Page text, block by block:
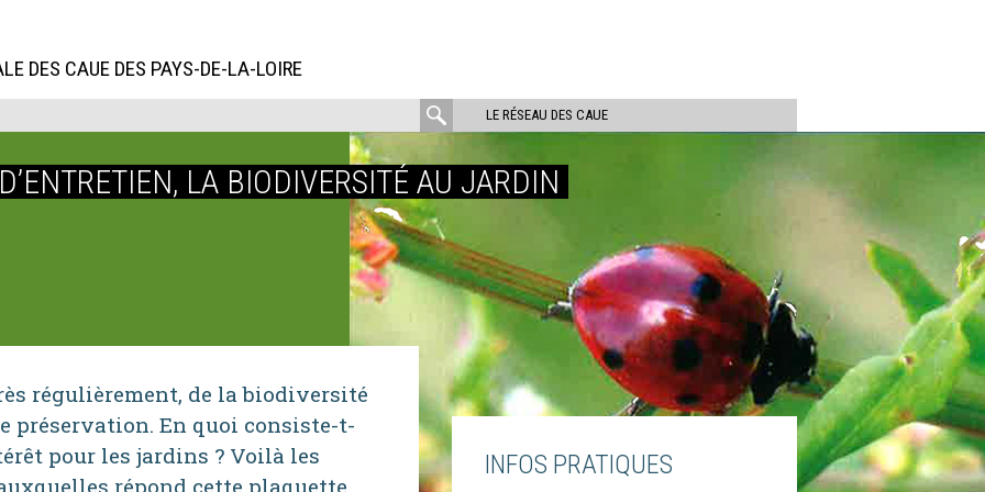
DES CAUE DES PAYS-DE-LA-LOIRE
LE RÉSEAU DES CAUE
rechercher
:
LA BIODIVERSITÉ AU JARDIN
préservation. En quoi consiste-t-
pour les jardins ? Voilà les
répond cette plaquette.
INFOS PRATIQUES